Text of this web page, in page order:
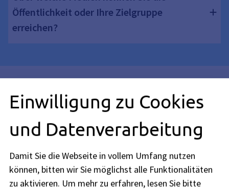
Öffentlichkeit oder Ihre Zielgruppe
erreichen?
Räumlichkeiten
Wann sind Räume barrierefrei?
Was ist hinsichtlich des Mobiliars zu
beachten?
Einwilligung zu Cookies
und Datenverarbeitung
Damit Sie die Webseite in vollem Umfang nutzen
können, bitten wir Sie möglichst alle Funktionalitäten
zu aktivieren. Um mehr zu erfahren, lesen Sie bitte